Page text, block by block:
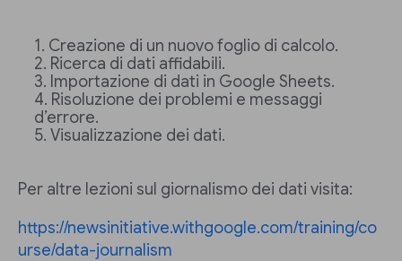
Creazione di un nuovo foglio di calcolo.
Ricerca di dati affidabili.
Importazione di dati in Google Sheets.
Risoluzione dei problemi e messaggi
d’errore.
Visualizzazione dei dati.
Per altre lezioni sul giornalismo dei dati visita:
https://newsinitiative.withgoogle.com/training/co
urse/data-journalism